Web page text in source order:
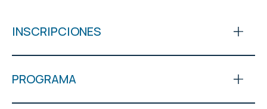
INSCRIPCIONES
PROGRAMA